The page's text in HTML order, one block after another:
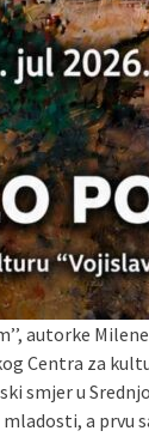
autorke
Centra za
smjer u
a prvu